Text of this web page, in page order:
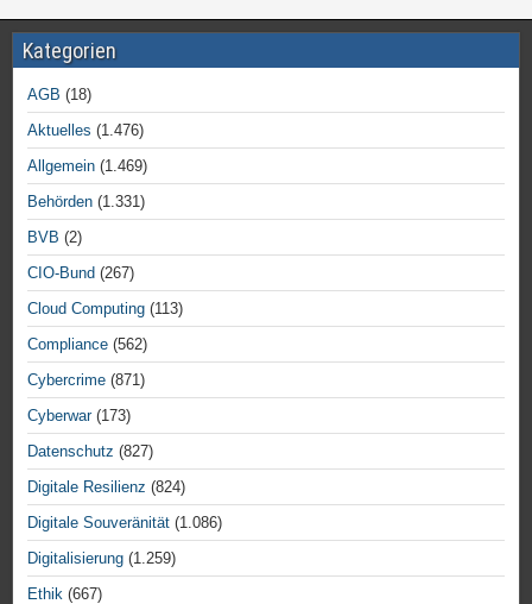
Kategorien
AGB (18)
Aktuelles (1.476)
Allgemein (1.469)
Behörden (1.331)
BVB (2)
CIO-Bund (267)
Cloud Computing (113)
Compliance (562)
Cybercrime (871)
Cyberwar(173)
Datenschutz (827)
Digitale Resilienz (824)
Digitale Souveränität (1.086)
Digitalisierung (1.259)
Ethik (667)